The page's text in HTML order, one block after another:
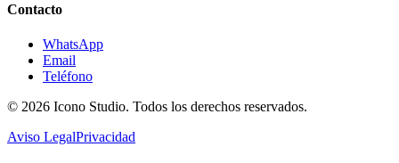
Contacto
WhatsApp
Email
Teléfono
© 2026 Icono Studio. Todos los derechos reservados.
Aviso LegalPrivacidad